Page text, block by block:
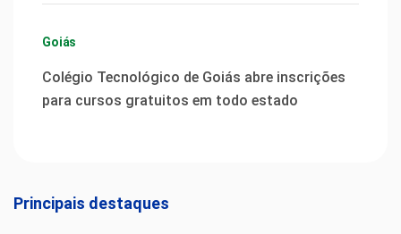
Goiás
Colégio Tecnológico de Goiás abre inscrições
para cursos gratuitos em todo estado
Principais destaques